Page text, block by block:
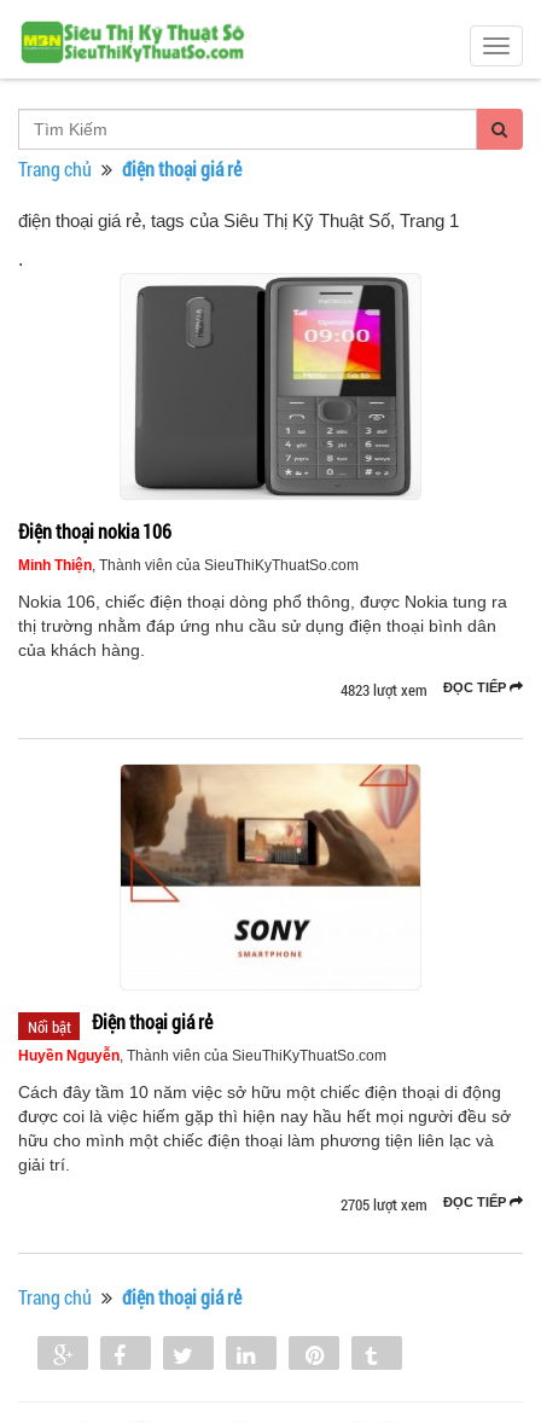
Trang chủ điện thoại giá rẻ
điện thoại giá rẻ, tags của Siêu Thị Kỹ Thuật Số, Trang 1
.
Điện thoại nokia 106
Minh Thiện, Thành viên của SieuThiKyThuatSo.com
Nokia 106, chiếc điện thoại dòng phổ thông, được Nokia tung ra
thị trường nhằm đáp ứng nhu cầu sử dụng điện thoại bình dân
của khách hàng.
ĐỌC TIẾP
4823 lượt xem
Nổi bật Điện thoại giá rẻ
Huyền Nguyễn, Thành viên của SieuThiKyThuatSo.com
Cách đây tầm 10 năm việc sở hữu một chiếc điện thoại di động
được coi là việc hiếm gặp thì hiện nay hầu hết mọi người đều sở
hữu cho mình một chiếc điện thoại làm phương tiện liên lạc và
giải trí.
ĐỌC TIẾP
2705 lượt xem
Trang chủ điện thoại giá rẻ
Share Share Tweet Share